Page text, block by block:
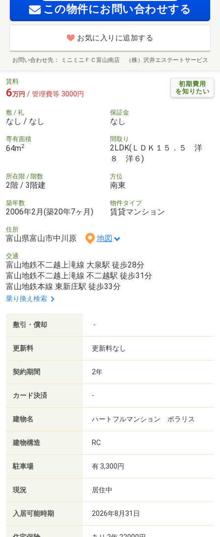
この物件にお問い合わせする
お気に入りに追加する
お問い合わせ先 ミニミニＦＣ富山南店 （株）沢井エステートサービス
初期費用
を知りたい
賃料
6万円 / 管理費等 3000円
敷 / 礼
なし / なし
保証金
なし
専有面積
64m2
間取り
2LDK(ＬＤＫ１５．５ 洋
８ 洋６)
所在階 / 階数
2階 / 3階建
方位
南東
築年数
2006年2月(築20年7ヶ月)
物件タイプ
賃貸マンション
住所
富山県富山市中川原 地図
交通
富山地鉄不二越上滝線 大泉駅 徒歩28分
富山地鉄不二越上滝線 不二越駅 徒歩31分
富山地鉄本線 東新庄駅 徒歩33分
乗り換え検索
敷引・償却 -
更新料 更新料なし
契約期間 2年
カード決済 -
建物名 ハートフルマンション ポラリス
建物構造 RC
駐車場 有 3,300円
現況 居住中
入居可能時期 2026年8月31日